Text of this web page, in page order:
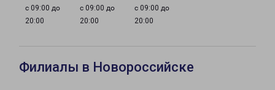
с 09:00 до
20:00
с 09:00 до
20:00
с 09:00 до
20:00
Филиалы в Новороссийске